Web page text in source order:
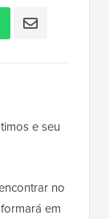
e seu
no
em